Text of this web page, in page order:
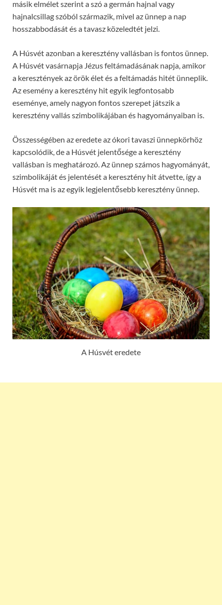
másik elmélet szerint a szó a germán hajnal vagy
hajnalcsillag szóból származik, mivel az ünnep a nap
hosszabbodását és a tavasz közeledtét jelzi.
A Húsvét azonban a keresztény vallásban is fontos ünnep.
A Húsvét vasárnapja Jézus feltámadásának napja, amikor
a keresztények az örök élet és a feltámadás hitét ünneplik.
Az esemény a keresztény hit egyik legfontosabb
eseménye, amely nagyon fontos szerepet játszik a
keresztény vallás szimbolikájában és hagyományaiban is.
Összességében az eredete az ókori tavaszi ünnepkörhöz
kapcsolódik, de a Húsvét jelentősége a keresztény
vallásban is meghatározó. Az ünnep számos hagyományát,
szimbolikáját és jelentését a keresztény hit átvette, így a
Húsvét ma is az egyik legjelentősebb keresztény ünnep.
A Húsvét eredete